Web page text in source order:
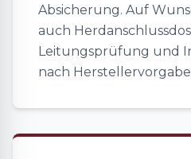
Absicherung. Auf
auch
Leitungsprüfung und
nach